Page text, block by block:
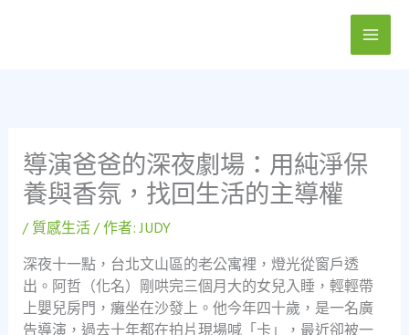
導演爸爸的深夜劇場：用純淨保
養與香氛，找回生活的主導權
/ 質感生活/ 作者:JUDY
深夜十一點，台北文山區的老公寓裡，燈光從窗戶透
出。阿哲（化名）剛哄完三個月大的女兒入睡，輕輕帶
上嬰兒房門，癱坐在沙發上。他今年四十歲，是一名廣
告導演，過去十年都在拍片現場喊「卡」，最近卻被一